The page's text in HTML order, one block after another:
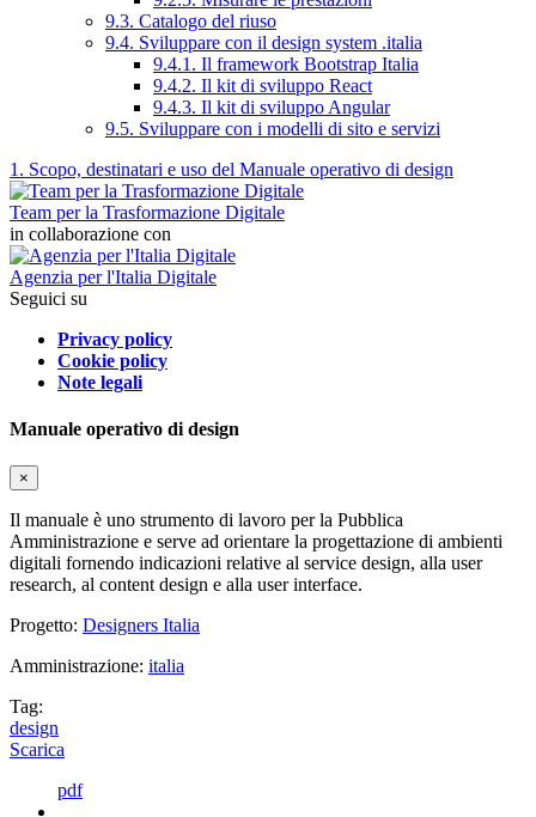
9.3. Catalogo del riuso
9.4. Sviluppare con il design system .italia
9.4.1. Il framework Bootstrap Italia
9.4.2. Il kit di sviluppo React
9.4.3. Il kit di sviluppo Angular
9.5. Sviluppare con i modelli di sito e servizi
1. Scopo, destinatari e uso del Manuale operativo di design
Team per la Trasformazione Digitale
in collaborazione con
Agenzia per l'Italia Digitale
Seguici su
Privacy policy
Cookie policy
Note legali
Manuale operativo di design
×
Il manuale è uno strumento di lavoro per la Pubblica
Amministrazione e serve ad orientare la progettazione di ambienti
digitali fornendo indicazioni relative al service design, alla user
research, al content design e alla user interface.
Progetto: Designers Italia
Amministrazione: italia
Tag:
design
Scarica
pdf